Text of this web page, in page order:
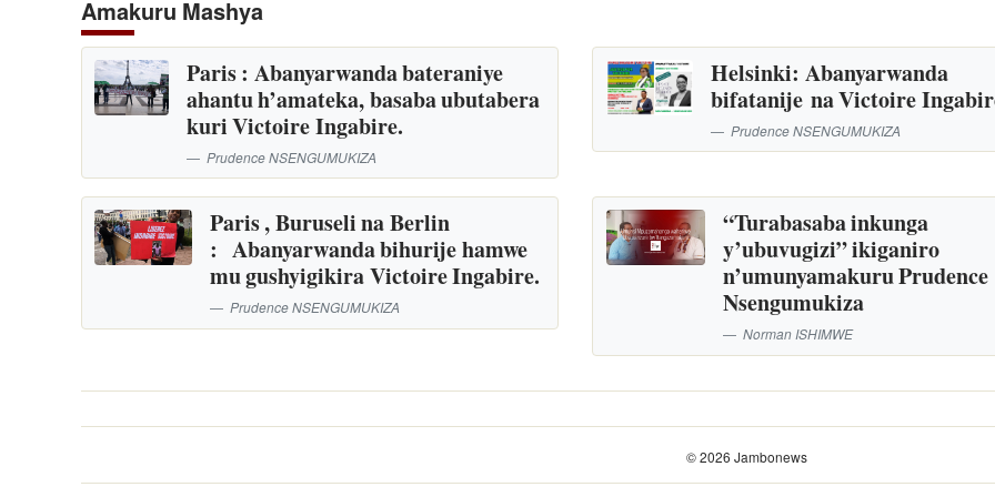
Amakuru Mashya
Paris : Abanyarwanda bateraniye
ahantu h’amateka, basaba ubutabera
kuri Victoire Ingabire.
Prudence NSENGUMUKIZA
Helsinki: Abanyarwanda
bifatanije na Victoire
Prudence NSENGUMUKIZA
Paris , Buruseli na Berlin
: Abanyarwanda bihurije hamwe
mu gushyigikira Victoire Ingabire.
Prudence NSENGUMUKIZA
“Turabasaba inkunga
y’ubuvugizi” ikiganiro
n’umunyamakuru Prudence
Nsengumukiza
Norman ISHIMWE
© 2026 Jambonews